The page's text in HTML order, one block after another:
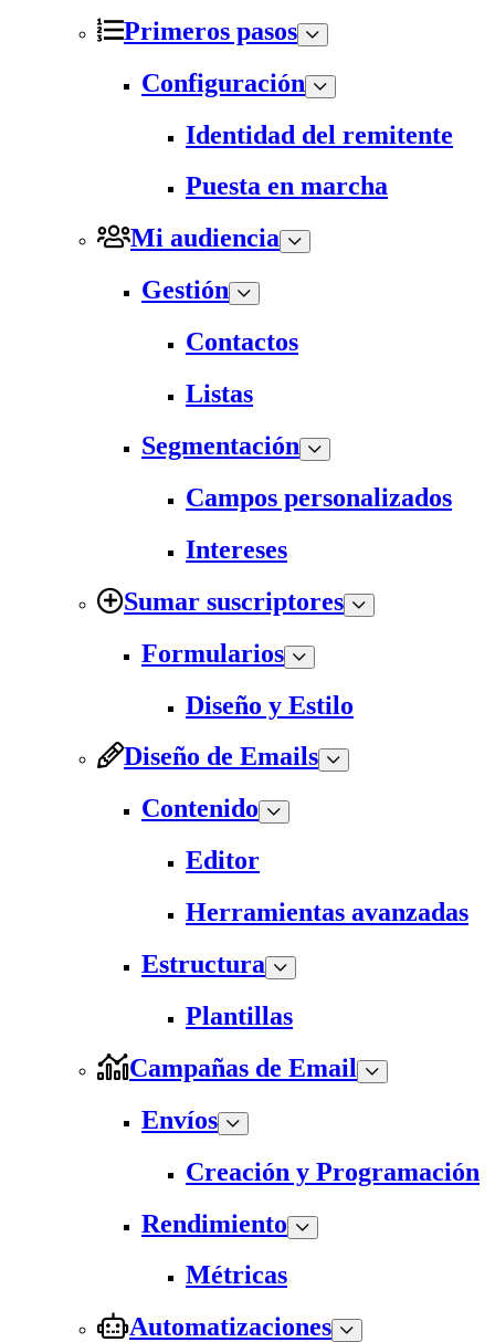
Primeros pasos
Configuración
Identidad del remitente
Puesta en marcha
Mi audiencia
Gestión
Contactos
Listas
Segmentación
Campos personalizados
Intereses
Sumar suscriptores
Formularios
Diseño y Estilo
Diseño de Emails
Contenido
Editor
Herramientas avanzadas
Estructura
Plantillas
Campañas de Email
Envíos
Creación y Programación
Rendimiento
Métricas
Automatizaciones